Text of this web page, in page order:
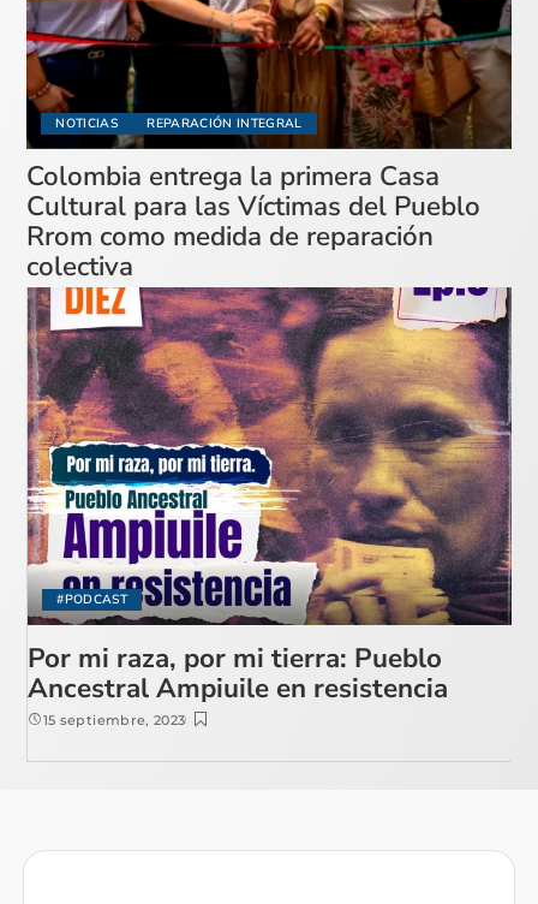
NOTICIAS REPARACIÓN INTEGRAL
Colombia entrega la primera Casa
Cultural para las Víctimas del Pueblo
Rrom como medida de reparación
colectiva
#PODCAST
Por mi raza, por mi tierra: Pueblo
Ancestral Ampiuile en resistencia
15 septiembre, 2023